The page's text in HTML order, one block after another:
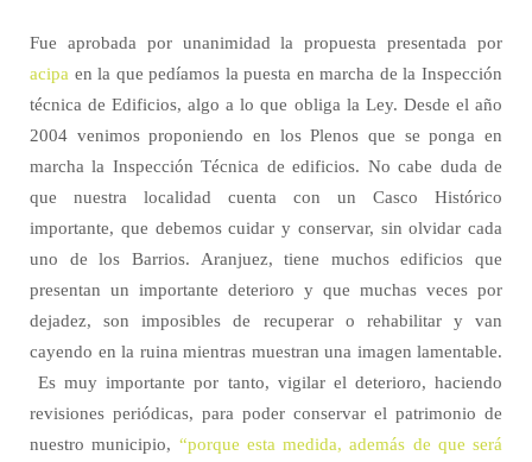
Fue aprobada por unanimidad la propuesta presentada por
acipa en la que pedíamos la puesta en marcha de la Inspección
técnica de Edificios, algo a lo que obliga la Ley. Desde el año
2004 venimos proponiendo en los Plenos que se ponga en
marcha la Inspección Técnica de edificios. No cabe duda de
que nuestra localidad cuenta con un Casco Histórico
importante, que debemos cuidar y conservar, sin olvidar cada
uno de los Barrios. Aranjuez, tiene muchos edificios que
presentan un importante deterioro y que muchas veces por
dejadez, son imposibles de recuperar o rehabilitar y van
cayendo en la ruina mientras muestran una imagen lamentable.
Es muy importante por tanto, vigilar el deterioro, haciendo
revisiones periódicas, para poder conservar el patrimonio de
nuestro municipio, “porque esta medida, además de que será